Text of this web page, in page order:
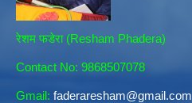
रेशम फडेरा (Resham Phadera)
Contact No: 9868507078
Gmail: faderaresham@gmail.com